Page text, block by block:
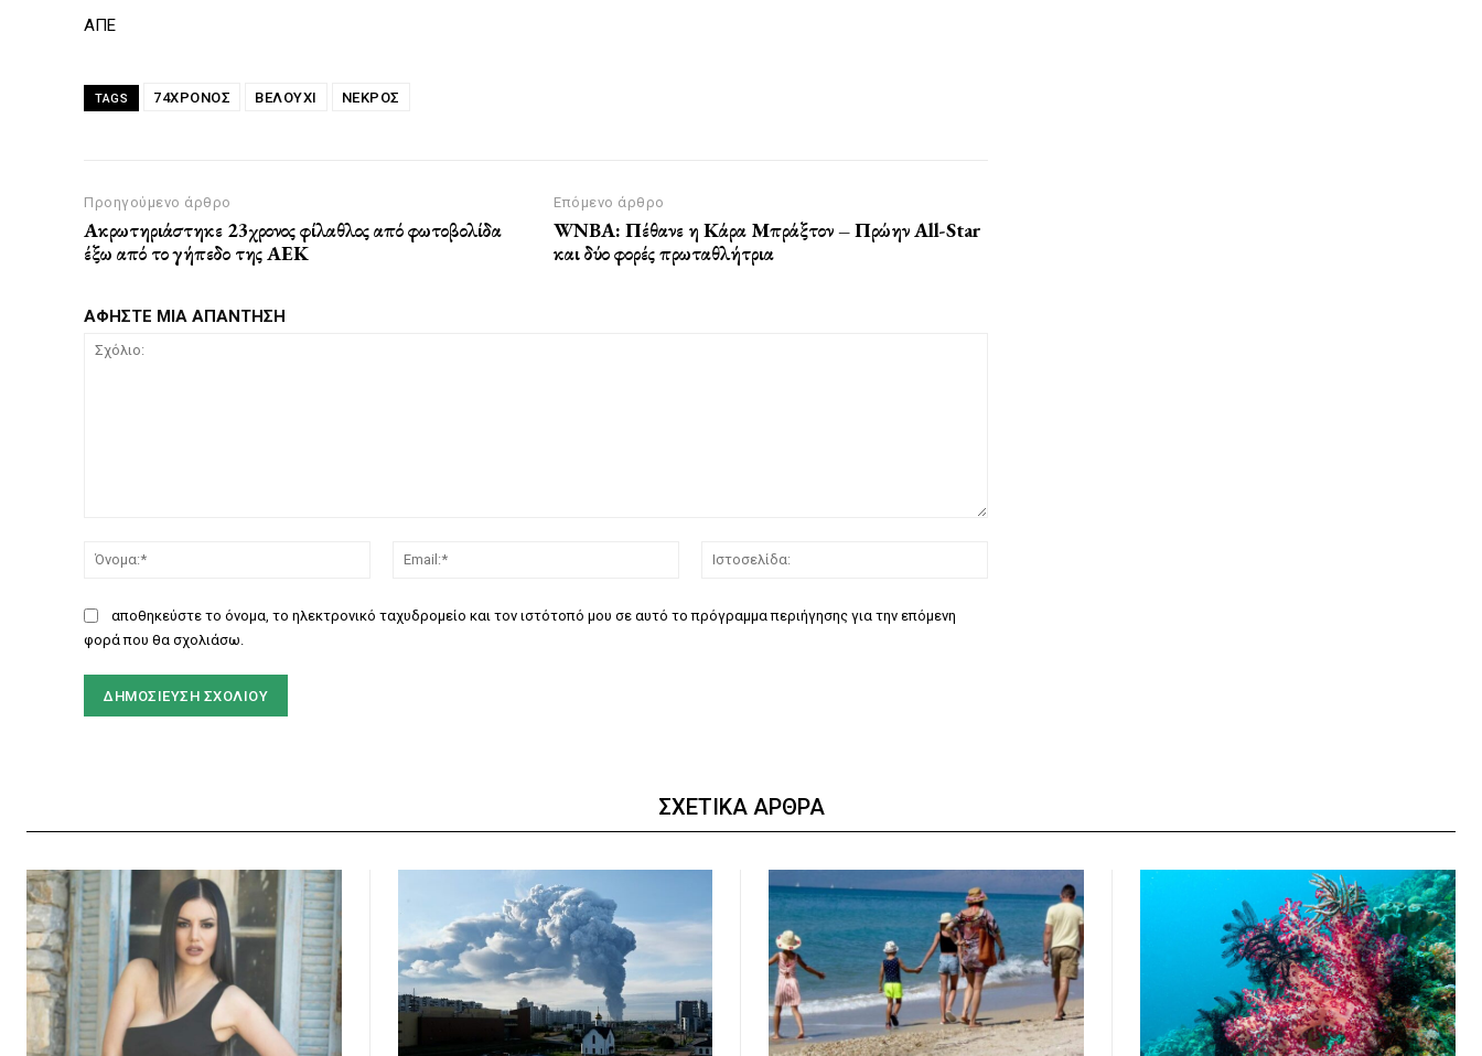
ΑΠΕ
TAGS 74ΧΡΟΝΟΣ ΒΕΛΟΥΧΙ ΝΕΚΡΟΣ
Προηγούμενο άρθρο
Ακρωτηριάστηκε 23χρονος φίλαθλος από φωτοβολίδα
έξω από το γήπεδο της ΑΕΚ
Επόμενο άρθρο
WNBA: Πέθανε η Κάρα Μπράξτον – Πρώην All-Star
και δύο φορές πρωταθλήτρια
ΑΦΗΣΤΕ ΜΙΑ ΑΠΑΝΤΗΣΗ
Όνομα:*
Email:*
αποθηκεύστε το όνομα, το ηλεκτρονικό ταχυδρομείο και τον ιστότοπό μου σε αυτό το πρόγραμμα περιήγησης για την επόμενη
φορά που θα σχολιάσω.
ΣΧΕΤΙΚΑ ΑΡΘΡΑ